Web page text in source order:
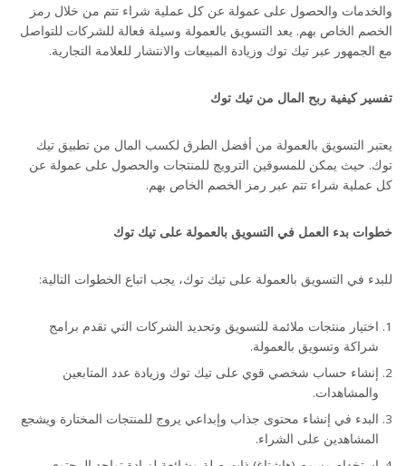
والخدمات والحصول على عمولة عن كل عملية شراء تتم من خلال رمز
الخصم الخاص بهم. يعد التسويق بالعمولة وسيلة فعالة للشركات للتواصل
مع الجمهور عبر تيك توك وزيادة المبيعات والانتشار للعلامة التجارية.
تفسير كيفية ربح المال من تيك توك
يعتبر التسويق بالعمولة من أفضل الطرق لكسب المال من تطبيق تيك
توك. حيث يمكن للمسوقين الترويج للمنتجات والحصول على عمولة عن
كل عملية شراء تتم عبر رمز الخصم الخاص بهم.
خطوات بدء العمل في التسويق بالعمولة على تيك توك
للبدء في التسويق بالعمولة على تيك توك، يجب اتباع الخطوات التالية:
اختيار منتجات ملائمة للتسويق وتحديد الشركات التي تقدم برامج
شراكة وتسويق بالعمولة.
إنشاء حساب شخصي قوي على تيك توك وزيادة عدد المتابعين
والمشاهدات.
البدء في إنشاء محتوى جذاب وإبداعي يروج للمنتجات المختارة ويشجع
المشاهدين على الشراء.